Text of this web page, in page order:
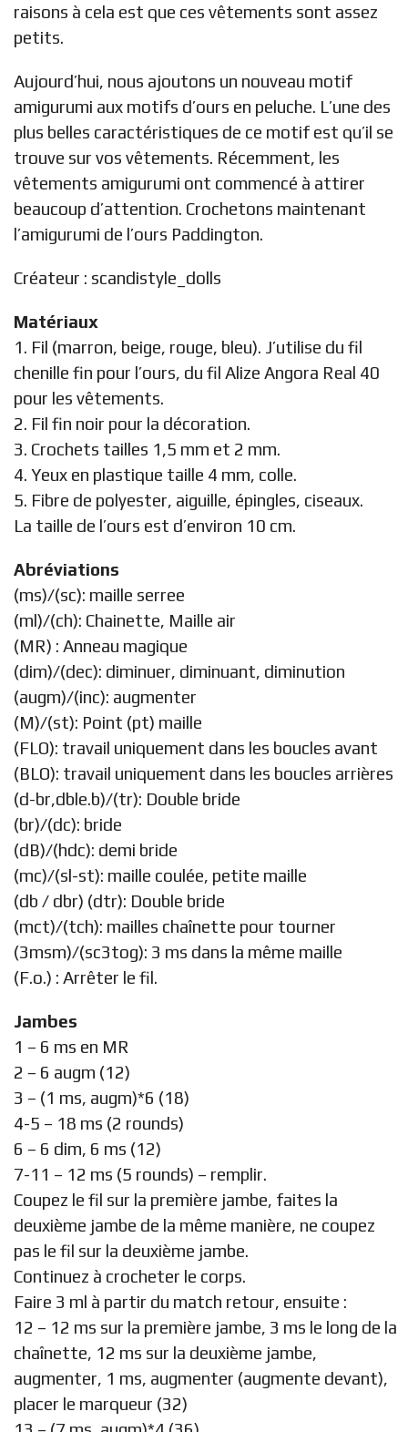
raisons à cela est que ces vêtements sont assez
petits.
Aujourd’hui, nous ajoutons un nouveau motif
amigurumi aux motifs d’ours en peluche. L’une des
plus belles caractéristiques de ce motif est qu’il se
trouve sur vos vêtements. Récemment, les
vêtements amigurumi ont commencé à attirer
beaucoup d’attention. Crochetons maintenant
l’amigurumi de l’ours Paddington.
Créateur : scandistyle_dolls
Matériaux
1. Fil (marron, beige, rouge, bleu). J’utilise du fil
chenille fin pour l’ours, du fil Alize Angora Real 40
pour les vêtements.
2. Fil fin noir pour la décoration.
3. Crochets tailles 1,5 mm et 2 mm.
4. Yeux en plastique taille 4 mm, colle.
5. Fibre de polyester, aiguille, épingles, ciseaux.
La taille de l’ours est d’environ 10 cm.
Abréviations
(ms)/(sc): maille serree
(ml)/(ch): Chainette, Maille air
(MR) : Anneau magique
(dim)/(dec): diminuer, diminuant, diminution
(augm)/(inc): augmenter
(M)/(st): Point (pt) maille
(FLO): travail uniquement dans les boucles avant
(BLO): travail uniquement dans les boucles arrières
(d-br,dble.b)/(tr): Double bride
(br)/(dc): bride
(dB)/(hdc): demi bride
(mc)/(sl-st): maille coulée, petite maille
(db / dbr) (dtr): Double bride
(mct)/(tch): mailles chaînette pour tourner
(3msm)/(sc3tog): 3 ms dans la même maille
(F.o.) : Arrêter le fil.
Jambes
1 – 6 ms en MR
2 – 6 augm (12)
3 – (1 ms, augm)*6 (18)
4-5 – 18 ms (2 rounds)
6 – 6 dim, 6 ms (12)
7-11 – 12 ms (5 rounds) – remplir.
Coupez le fil sur la première jambe, faites la
deuxième jambe de la même manière, ne coupez
pas le fil sur la deuxième jambe.
Continuez à crocheter le corps.
Faire 3 ml à partir du match retour, ensuite :
12 – 12 ms sur la première jambe, 3 ms le long de la
chaînette, 12 ms sur la deuxième jambe,
augmenter, 1 ms, augmenter (augmente devant),
placer le marqueur (32)